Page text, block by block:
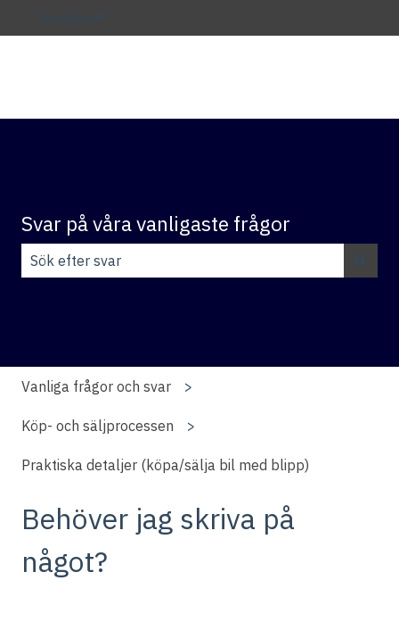
Svenska Visa undermenyer för översättningar
Svar på våra vanligaste frågor
Vanliga frågor och svar
Köp- och säljprocessen
Praktiska detaljer (köpa/sälja bil med blipp)
Behöver jag skriva på
något?